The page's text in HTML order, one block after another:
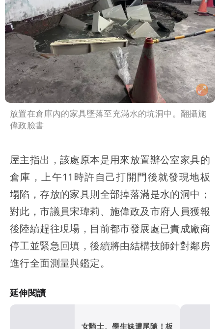
放置在倉庫內的家具墜落至充滿水的坑洞中。翻攝施
偉政臉書
屋主指出，該處原本是用來放置辦公室家具的
倉庫，上午11時許自己打開門後就發現地板
塌陷，存放的家具則全部掉落滿是水的洞中；
對此，市議員宋瑋莉、施偉政及市府人員獲報
後陸續趕往現場，目前都市發展處已責成廠商
停工並緊急回填，後續將由結構技師針對鄰房
進行全面測量與鑑定。
延伸閱讀
女騎士、學生妹遭尾隨！板